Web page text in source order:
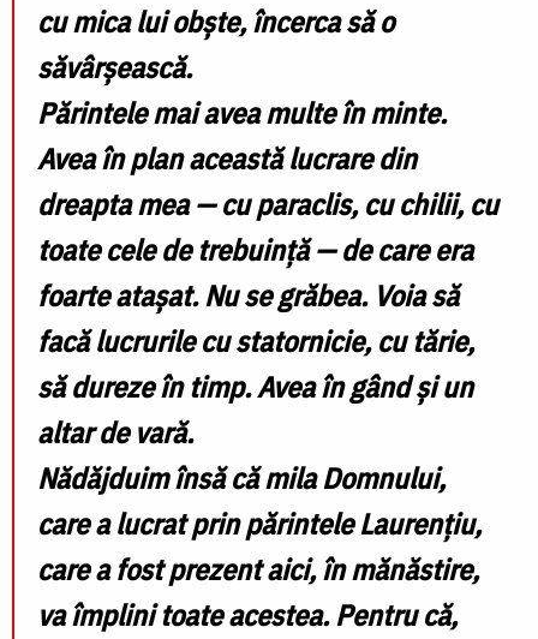
cu mica lui obște, încerca să o
săvârșească.
Părintele mai avea multe în minte.
Avea în plan această lucrare din
dreapta mea — cu paraclis, cu chilii, cu
toate cele de trebuință — de care era
foarte atașat. Nu se grăbea. Voia să
facă lucrurile cu statornicie, cu tărie,
să dureze în timp. Avea în gând și un
altar de vară.
Nădăjduim însă că mila Domnului,
care a lucrat prin părintele Laurențiu,
care a fost prezent aici, în mănăstire,
va împlini toate acestea. Pentru că,